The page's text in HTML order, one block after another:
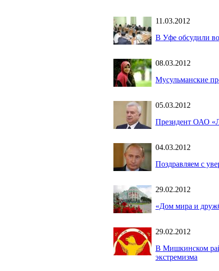
11.03.2012
В Уфе обсудили
08.03.2012
Мусульманские
05.03.2012
Президент ОАО
04.03.2012
Поздравляем с
29.02.2012
«Дом мира и
29.02.2012
В Мишкинском
экстремизма